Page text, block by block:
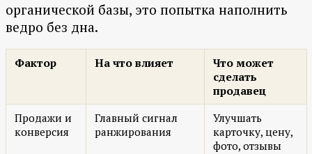
органической базы, это попытка наполнить
ведро без дна.
Фактор На что влияет
Что может
сделать
продавец
Продажи и
конверсия
Главный сигнал
ранжирования
Улучшать
карточку, цену,
фото, отзывы